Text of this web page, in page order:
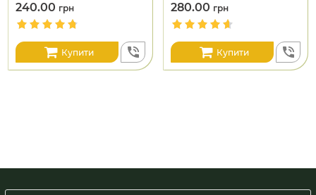
240.00 грн
Купити
280.00 грн
Купити